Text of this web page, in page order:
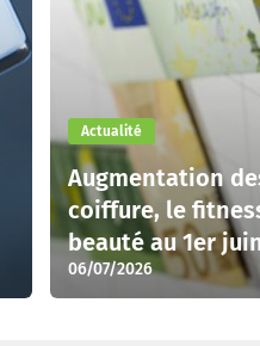
Actualité
Augmentation
coiffure, le
beauté au 1er
06/07/2026